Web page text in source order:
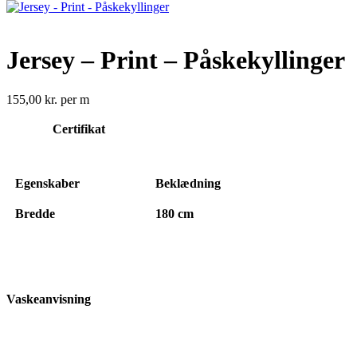
Jersey – Print – Påskekyllinger
155,00 kr. per m
Certifikat
Egenskaber Beklædning
Bredde 180 cm
Vaskeanvisning